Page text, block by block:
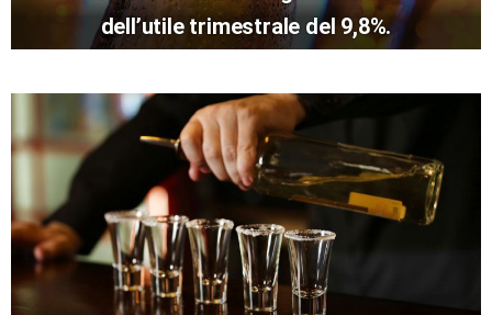
dell’utile trimestrale del 9,8%.